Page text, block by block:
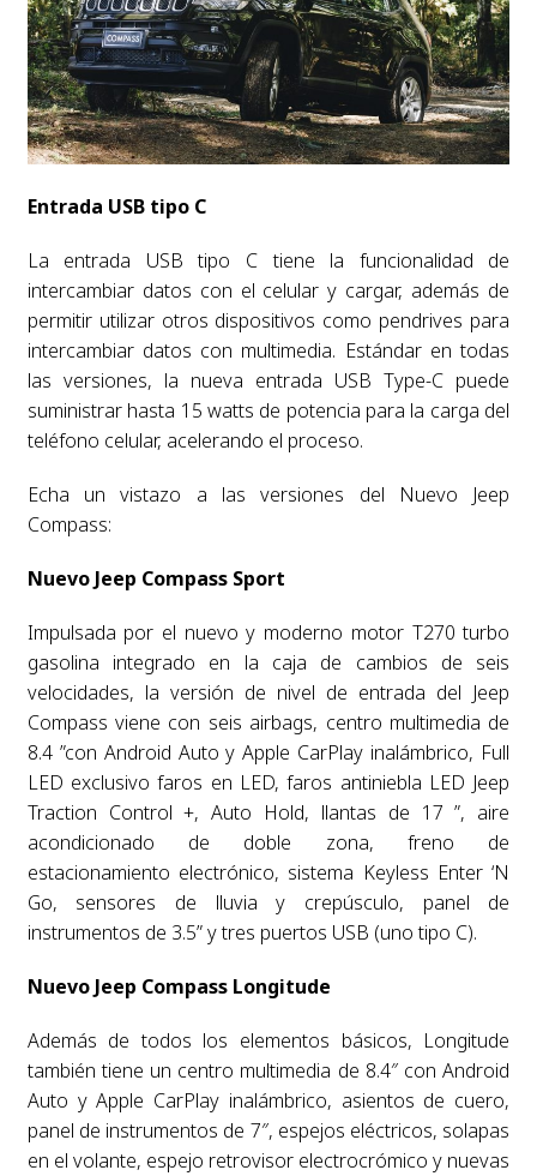
Entrada USB tipo C
La entrada USB tipo C tiene la funcionalidad de
intercambiar datos con el celular y cargar, además de
permitir utilizar otros dispositivos como pendrives para
intercambiar datos con multimedia. Estándar en todas
las versiones, la nueva entrada USB Type-C puede
suministrar hasta 15 watts de potencia para la carga del
teléfono celular, acelerando el proceso.
Echa un vistazo a las versiones del Nuevo Jeep
Compass:
Nuevo Jeep Compass Sport
Impulsada por el nuevo y moderno motor T270 turbo
gasolina integrado en la caja de cambios de seis
velocidades, la versión de nivel de entrada del Jeep
Compass viene con seis airbags, centro multimedia de
8.4 ”con Android Auto y Apple CarPlay inalámbrico, Full
LED exclusivo faros en LED, faros antiniebla LED Jeep
Traction Control +, Auto Hold, llantas de 17 ”, aire
acondicionado de doble zona, freno de
estacionamiento electrónico, sistema Keyless Enter ‘N
Go, sensores de lluvia y crepúsculo, panel de
instrumentos de 3.5” y tres puertos USB (uno tipo C).
Nuevo Jeep Compass Longitude
Además de todos los elementos básicos, Longitude
también tiene un centro multimedia de 8.4″ con Android
Auto y Apple CarPlay inalámbrico, asientos de cuero,
panel de instrumentos de 7″, espejos eléctricos, solapas
en el volante, espejo retrovisor electrocrómico y nuevas